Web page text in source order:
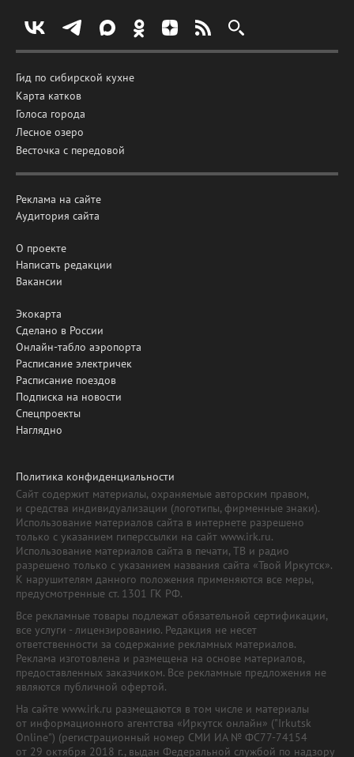
Гид по сибирской кухне
Карта катков
Голоса города
Лесное озеро
Весточка с передовой
Реклама на сайте
Аудитория сайта
О проекте
Написать редакции
Вакансии
Экокарта
Сделано в России
Онлайн-табло аэропорта
Расписание электричек
Расписание поездов
Подписка на новости
Спецпроекты
Наглядно
Политика конфиденциальности
Сайт содержит материалы, охраняемые авторским правом,
и средства индивидуализации (логотипы, фирменные знаки).
Использование материалов сайта в интернете разрешено
только с указанием гиперссылки на сайт www.irk.ru.
Использование материалов сайта в печати, ТВ и радио
разрешено только с указанием названия сайта «Твой Иркутск».
К нарушителям данного положения применяются все меры,
предусмотренные ст. 1301 ГК РФ.
Все рекламные товары подлежат обязательной сертификации,
все услуги - лицензированию. Редакция не несет
ответственности за содержание рекламных материалов.
Реклама изготовлена и размещена на основе материалов,
предоставленных заказчиком. Все рекламные предложения не
являются публичной офертой.
На сайте www.irk.ru размещаются в том числе и материалы
от информационного агентства «Иркутск онлайн» ("Irkutsk
Online") (регистрационный номер СМИ ИА № ФС77-74154
от 29 октября 2018 г., выдан Федеральной службой по надзору